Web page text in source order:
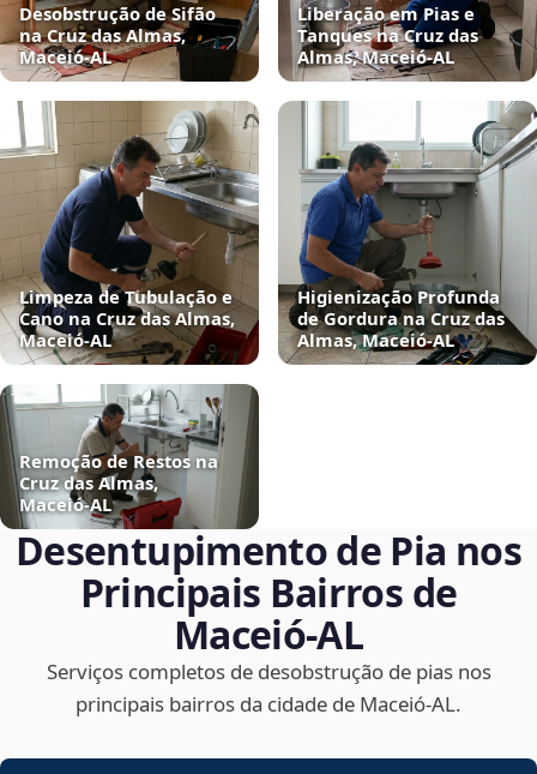
Desobstrução de Sifão
na Cruz das Almas,
Maceió‑AL
Liberação em Pias e
Tanques na Cruz das
Almas, Maceió‑AL
Limpeza de Tubulação e
Cano na Cruz das Almas,
Maceió‑AL
Higienização Profunda
de Gordura na Cruz das
Almas, Maceió‑AL
Remoção de Restos na
Cruz das Almas,
Maceió‑AL
Desentupimento de Pia nos
Principais Bairros de
Maceió‑AL
Serviços completos de desobstrução de pias nos
principais bairros da cidade de Maceió‑AL.